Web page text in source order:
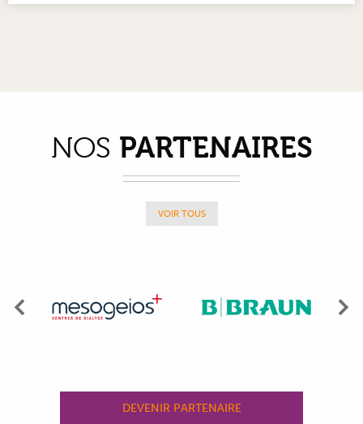
NOS PARTENAIRES
VOIR TOUS
Précédent
DEVENIR PARTENAIRE